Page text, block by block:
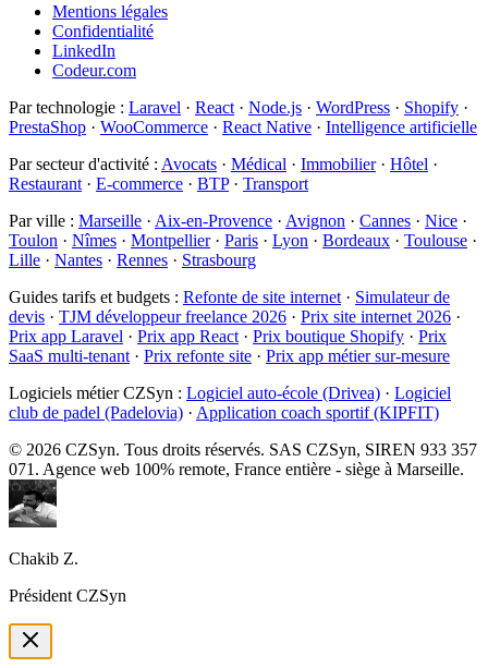
Mentions légales
Confidentialité
LinkedIn
Codeur.com
Par technologie : Laravel · React · Node.js · WordPress · Shopify ·
PrestaShop · WooCommerce · React Native · Intelligence artificielle
Par secteur d'activité : Avocats · Médical · Immobilier· Hôtel ·
Restaurant · E-commerce · BTP· Transport
Par ville : Marseille · Aix-en-Provence · Avignon · Cannes · Nice ·
Toulon · Nîmes · Montpellier· Paris · Lyon · Bordeaux · Toulouse ·
Lille · Nantes · Rennes · Strasbourg
Guides tarifs et budgets : Refonte de site internet · Simulateur de
devis · TJM développeur freelance 2026 · Prix site internet 2026 ·
Prix app Laravel · Prix app React · Prix boutique Shopify · Prix
SaaS multi-tenant · Prix refonte site · Prix app métier sur-mesure
Logiciels métier CZSyn : Logiciel auto-école (Drivea) · Logiciel
club de padel (Padelovia) · Application coach sportif (KIPFIT)
© 2026 CZSyn. Tous droits réservés. SAS CZSyn, SIREN 933 357
071. Agence web 100% remote, France entière - siège à Marseille.
Chakib Z.
Président CZSyn